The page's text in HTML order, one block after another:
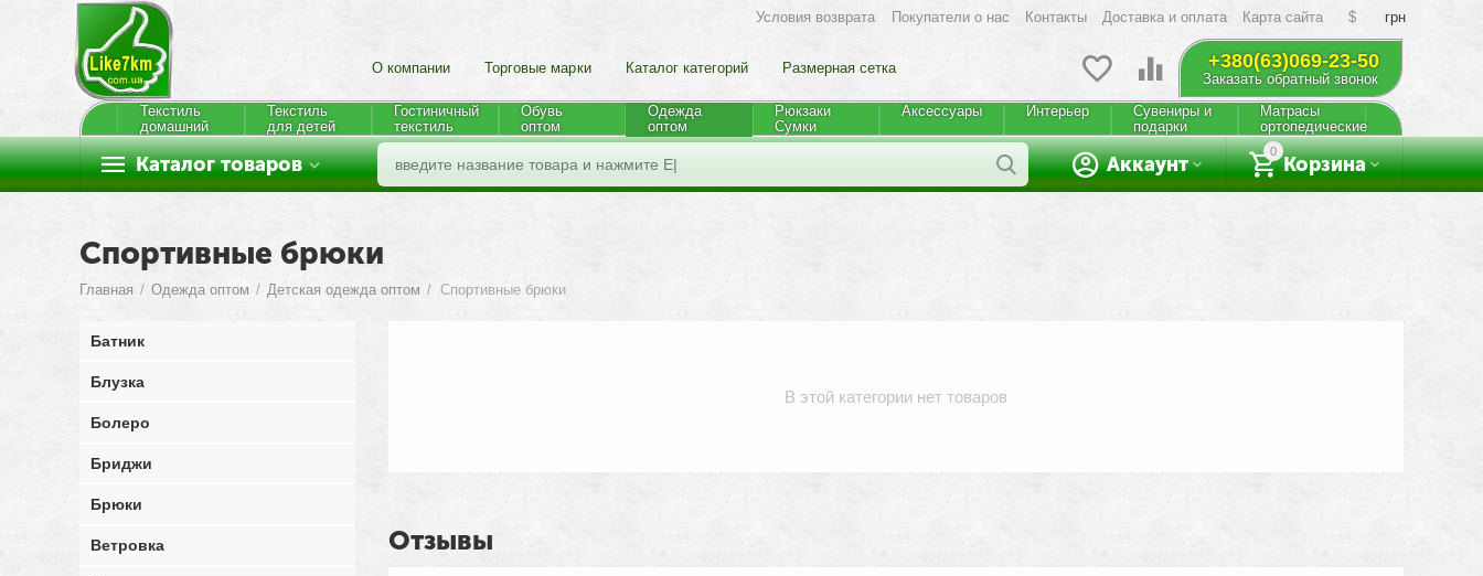
$ грн
Условия возврата Покупатели о нас Контакты Доставка и оплата Карта сайта
О компании Торговые марки Каталог категорий Размерная сетка +380(63)069-23-50
Заказать обратный звонок
Текстиль
домашний
Текстиль
для детей
Гостиничный
текстиль
Обувь
оптом
Одежда
оптом
Рюкзаки
Cумки
Аксессуары Интерьер
Сувениры и
подарки
Матрасы
ортопедические
Каталог товаров
0
Корзина
Аккаунт
Спортивные брюки
Главная / Одежда оптом / Детская одежда оптом / Спортивные брюки
В этой категории нет товаров
Отзывы
Батник
Блузка
Болеро
Бриджи
Брюки
Ветровка